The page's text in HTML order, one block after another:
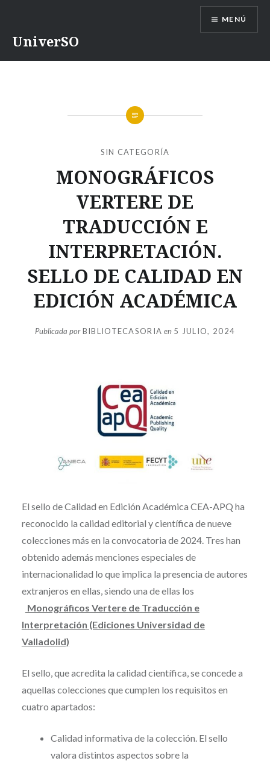
UniverSO
MENÚ
SIN CATEGORÍA
MONOGRÁFICOS
VERTERE DE
TRADUCCIÓN E
INTERPRETACIÓN.
SELLO DE CALIDAD EN
EDICIÓN ACADÉMICA
Publicada porBIBLIOTECASORIA en 5 JULIO, 2024
El sello de Calidad en Edición Académica CEA-APQ ha
reconocido la calidad editorial y científica de nueve
colecciones más en la convocatoria de 2024. Tres han
obtenido además menciones especiales de
internacionalidad lo que implica la presencia de autores
extranjeros en ellas, siendo una de ellas los
Monográficos Vertere de Traducción e
Interpretación (Ediciones Universidad de
Valladolid)
El sello, que acredita la calidad científica, se concede a
aquellas colecciones que cumplen los requisitos en
cuatro apartados:
Calidad informativa de la colección. El sello
valora distintos aspectos sobre la